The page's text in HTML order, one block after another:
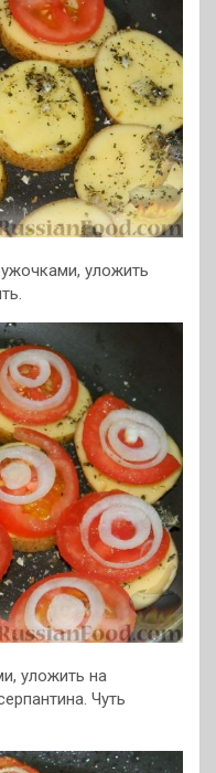
уложить
уложить на
Чуть